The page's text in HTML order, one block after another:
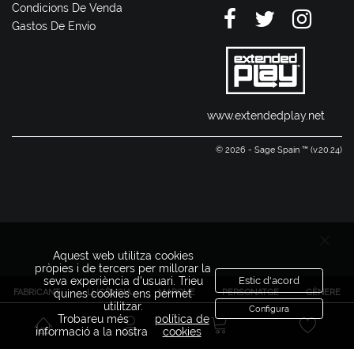
FABRICANT LLICÈNCIA MARQUE PERSONATGE GÈNERE
Condicions De Venda
Gastos De Envío
www.extendedplay.net
© 2026 - Sage Spain ™ (v.20.24)
Aquest web utilitza cookies
pròpies i de tercers per millorar la
seva experiència d'usuari. Trieu
quines cookies ens permet
utilitzar.
Trobareu més
informació a la nostra
política de
cookies
Estic d'acord
Configura